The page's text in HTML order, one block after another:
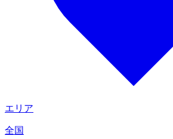
エリア
全国